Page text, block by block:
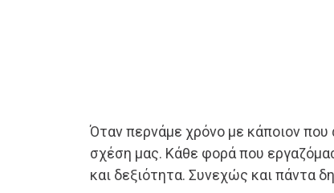
Όταν περνάμε χρόνο με κάποιον που
σχέση μας. Κάθε φορά που
και δεξιότητα. Συνεχώς και πάντα